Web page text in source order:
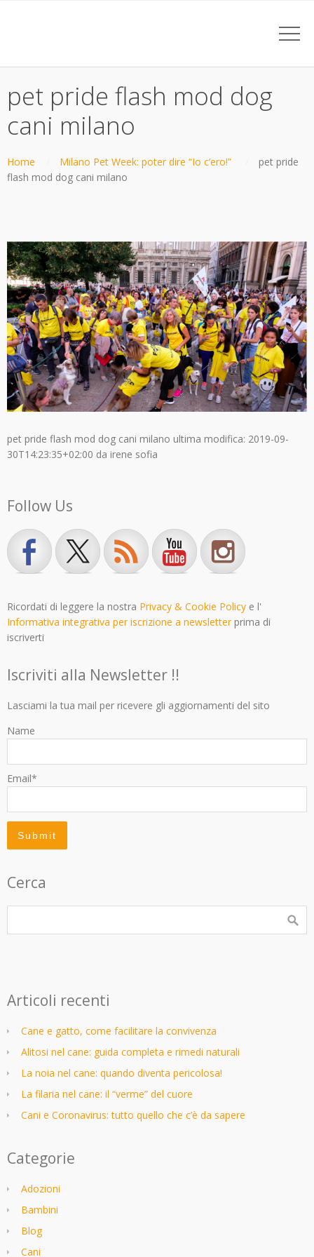
pet pride flash mod dog
cani milano
Home Milano Pet Week: poter dire “Io c’ero!”
pet pride
flash mod dog cani milano
pet pride flash mod dog cani milano ultima modifica: 2019-09-
30T14:23:35+02:00 da irene sofia
Follow Us
Ricordati di leggere la nostra Privacy & Cookie Policy e l'
Informativa integrativa per iscrizione a newsletterprima di
iscriverti
Iscriviti alla Newsletter !!
Lasciami la tua mail per ricevere gli aggiornamenti del sito
Name
Email*
Cerca
Articoli recenti
Cane e gatto, come facilitare la convivenza
Alitosi nel cane: guida completa e rimedi naturali
La noia nel cane: quando diventa pericolosa!
La filaria nel cane: il “verme” del cuore
Cani e Coronavirus: tutto quello che c’è da sapere
Categorie
Adozioni
Bambini
Blog
Cani